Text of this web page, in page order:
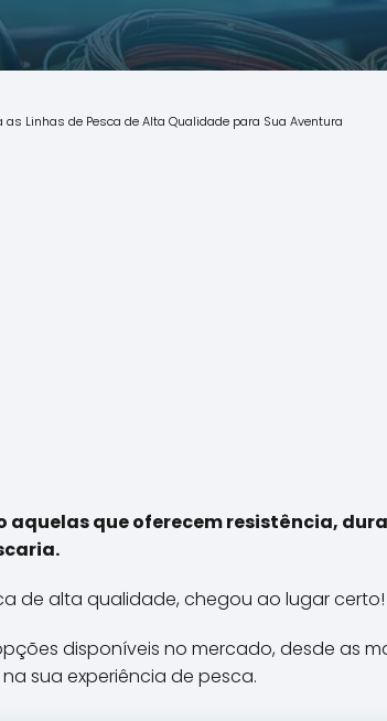
as Linhas de Pesca de Alta Qualidade para Sua Aventura
aquelas que oferecem resistência,
de alta qualidade, chegou ao lugar certo!
disponíveis no mercado, desde as
sua experiência de pesca.